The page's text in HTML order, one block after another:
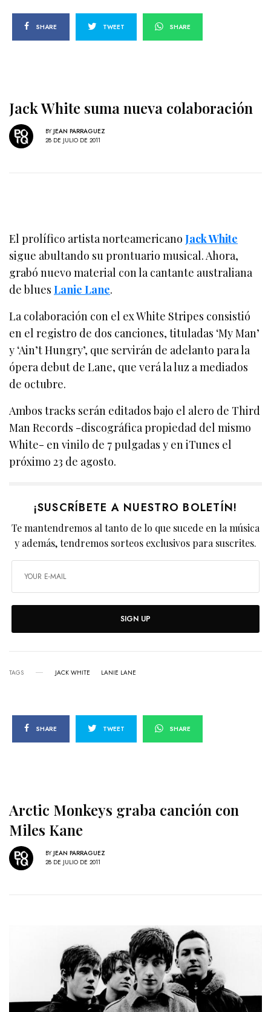
SHARE TWEET SHARE
Jack White suma nueva colaboración
BY JEAN PARRAGUEZ
28 DE JULIO DE 2011
El prolífico artista norteamericanoJack White
sigue abultando su prontuario musical. Ahora,
grabó nuevo material con la cantante australiana
de bluesLanie Lane.
La colaboración con el ex White Stripes consistió
en el registro de dos canciones, tituladas ‘My Man’
y ‘Ain’t Hungry’, que servirán de adelanto para la
ópera debut de Lane, que verá la luz a mediados
de octubre.
Ambos tracks serán editados bajo el alero de Third
Man Records -discográfica propiedad del mismo
White- en vinilo de 7 pulgadas y en iTunes el
próximo 23 de agosto.
¡SUSCRÍBETE A NUESTRO BOLETÍN!
Te mantendremos al tanto de lo que sucede en la música
y además, tendremos sorteos exclusivos para suscrites.
SIGN UP
TAGS JACK WHITE LANIE LANE
SHARE TWEET SHARE
Arctic Monkeys graba canción con
Miles Kane
BY JEAN PARRAGUEZ
28 DE JULIO DE 2011